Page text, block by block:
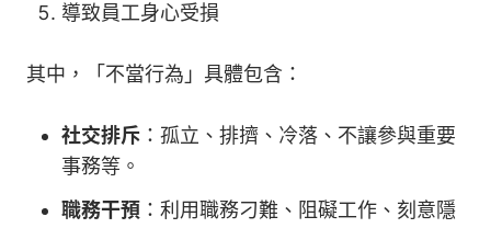
導致員工身心受損
其中，「不當行為」具體包含：
社交排斥 ：孤立、排擠、冷落、不讓參與重要
事務等。
職務干預 ：利用職務刁難、阻礙工作、刻意隱